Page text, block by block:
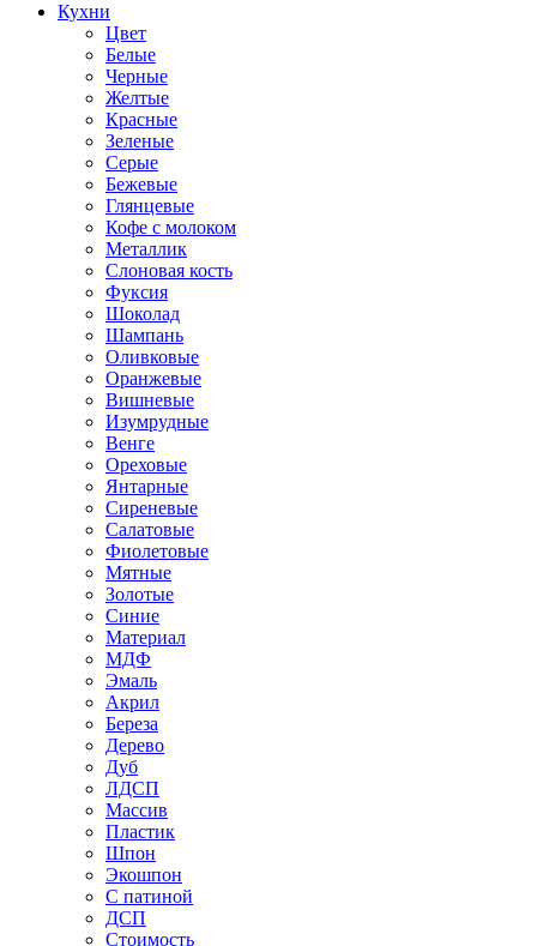
Кухни
Цвет
Белые
Черные
Желтые
Красные
Зеленые
Серые
Бежевые
Глянцевые
Кофе с молоком
Металлик
Слоновая кость
Фуксия
Шоколад
Шампань
Оливковые
Оранжевые
Вишневые
Изумрудные
Венге
Ореховые
Янтарные
Сиреневые
Салатовые
Фиолетовые
Мятные
Золотые
Синие
Материал
МДФ
Эмаль
Акрил
Береза
Дерево
Дуб
ЛДСП
Массив
Пластик
Шпон
Экошпон
С патиной
ДСП
Стоимость